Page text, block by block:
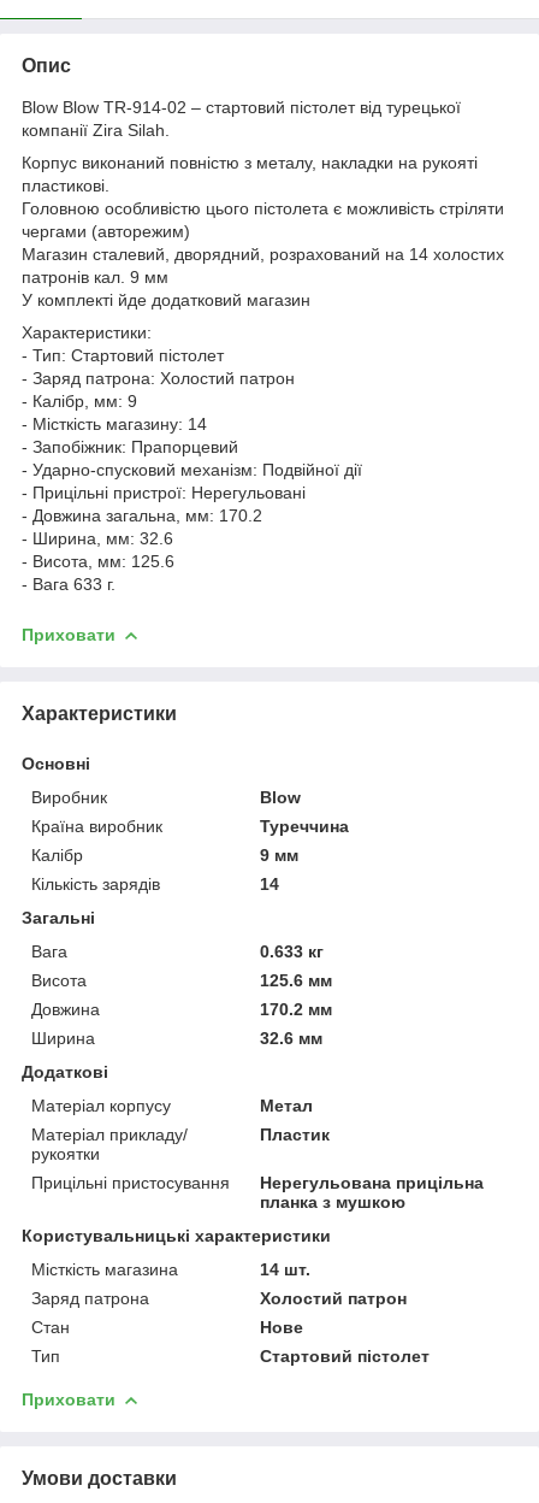
Опис
Blow Blow TR-914-02 – стартовий пістолет від турецької
компанії Zira Silah.
Корпус виконаний повністю з металу, накладки на рукояті
пластикові.
Головною особливістю цього пістолета є можливість стріляти
чергами (авторежим)
Магазин сталевий, дворядний, розрахований на 14 холостих
патронів кал. 9 мм
У комплекті йде додатковий магазин
Характеристики:
- Тип: Стартовий пістолет
- Заряд патрона: Холостий патрон
- Калібр, мм: 9
- Місткість магазину: 14
- Запобіжник: Прапорцевий
- Ударно-спусковий механізм: Подвійної дії
- Прицільні пристрої: Нерегульовані
- Довжина загальна, мм: 170.2
- Ширина, мм: 32.6
- Висота, мм: 125.6
- Вага 633 г.
Приховати
Характеристики
Основні
Виробник
Blow
Країна виробник
Туреччина
Калібр
9 мм
Кількість зарядів
14
Загальні
Вага
0.633 кг
Висота
125.6 мм
Довжина
170.2 мм
Ширина
32.6 мм
Додаткові
Матеріал корпусу
Метал
Матеріал прикладу/
рукоятки
Пластик
Прицільні пристосування
Нерегульована прицільна
планка з мушкою
Користувальницькі характеристики
Місткість магазина
14 шт.
Заряд патрона
Холостий патрон
Стан
Нове
Тип
Стартовий пістолет
Приховати
Умови доставки